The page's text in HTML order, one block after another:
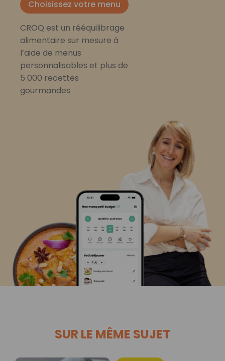
Choisissez votre menu
CROQ est un rééquilibrage
alimentaire sur mesure à
l’aide de menus
personnalisables et plus de
5 000 recettes
gourmandes
SUR LE MÊME SUJET